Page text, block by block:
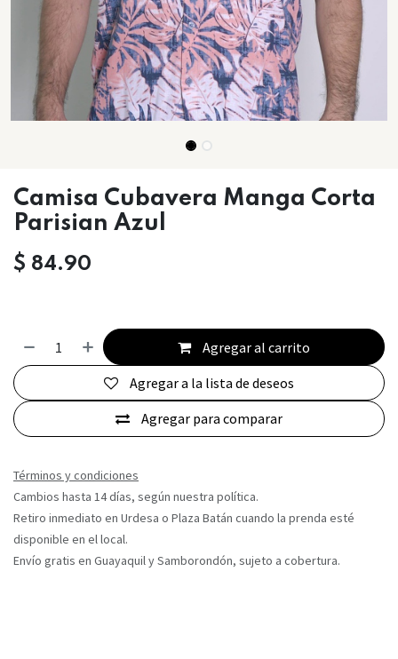
Camisa Cubavera Manga Corta
Parisian Azul
$ 84.90
Agregar al carrito
Agregar para comparar
Agregar a la lista de deseos
Términos y condiciones
Cambios hasta 14 días, según nuestra política.
Retiro inmediato en Urdesa o Plaza Batán cuando la prenda esté
disponible en el local.
Envío gratis en Guayaquil y Samborondón, sujeto a cobertura.